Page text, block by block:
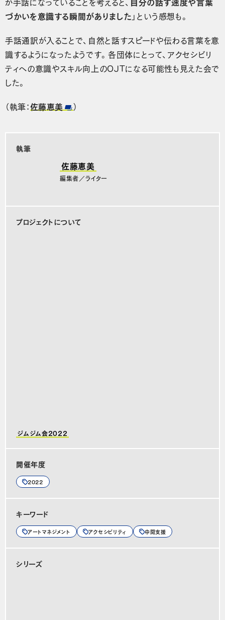
づかいを意識する瞬間がありました 」という感想も。
手話通訳が入ることで、自然と話すスピードや伝わる言葉を意
識するようになったようです。各団体にとって、アクセシビリ
ティへの意識やスキル向上のOJTになる可能性も見えた会で
した。
（執筆：佐藤恵美 ）
執筆
佐藤恵美
編集者／ライター
プロジェクトについて
ジムジム会2022
開催年度
2022
キーワード
アートマネジメント アクセシビリティ 中間支援
シリーズ